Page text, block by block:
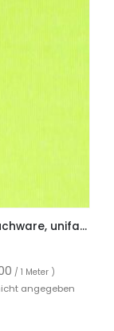
Bündchenware, rundgestrickte Schlauchware, unifarben Neon-Gelb
/ 1 Meter )
angegeben